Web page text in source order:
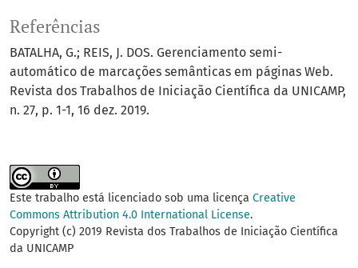
Referências
BATALHA, G.; REIS, J. DOS. Gerenciamento semi-
automático de marcações semânticas em páginas Web.
Revista dos Trabalhos de Iniciação Científica da UNICAMP,
n. 27, p. 1-1, 16 dez. 2019.
Este trabalho está licenciado sob uma licença Creative
Commons Attribution 4.0 International License.
Copyright (c) 2019 Revista dos Trabalhos de Iniciação Científica
da UNICAMP